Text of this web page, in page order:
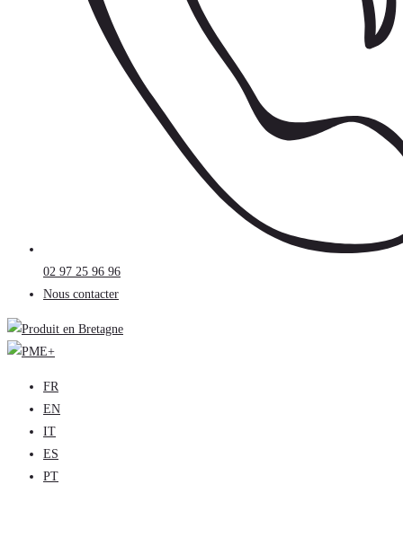
02 97 25 96 96
Nous contacter
FR
EN
IT
ES
PT